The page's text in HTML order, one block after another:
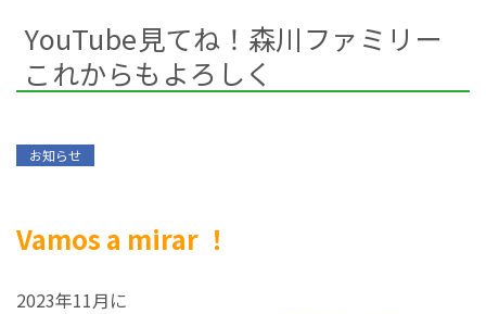
YouTube見てね！森川ファミリー
これからもよろしく
お知らせ
Vamos a mirar ！
2023年11月に